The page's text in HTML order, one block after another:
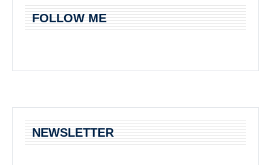
FOLLOW ME
NEWSLETTER